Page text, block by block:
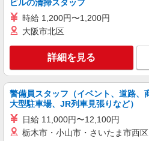
時給1350円〜
キープ
派遣社員
株式会社kotrio /●SD-H-2066626
いわき市＊年齢
界へ＊サ高住
ビルの清掃スタッフ
時給 1,200円〜1,200円
大阪市北区
詳細を見る
警備員スタッフ（イベント、道路、
大型駐車場、JR列車見張りなど）
日給 11,000円〜12,100円
栃木市・小山市・さいたま市西